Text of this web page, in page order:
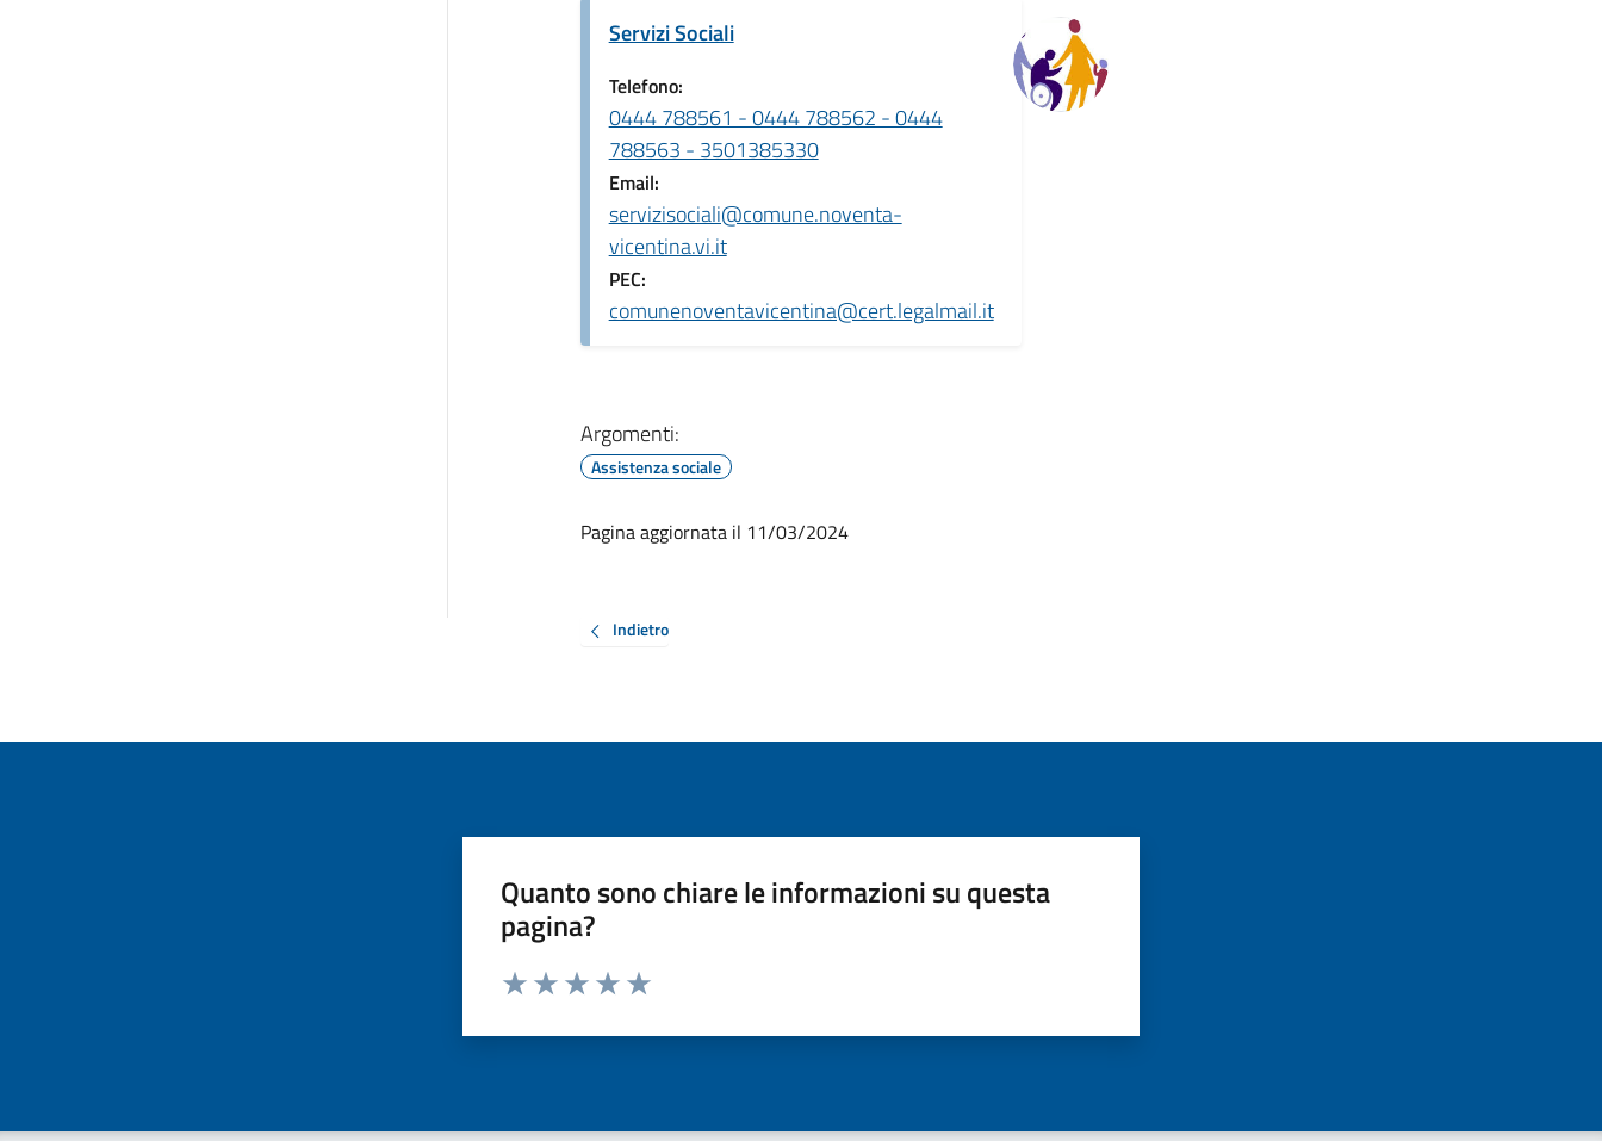
Servizi Sociali
Telefono:
0444 788561 - 0444 788562 - 0444
788563 - 3501385330
Email:
servizisociali@comune.noventa-
vicentina.vi.it
PEC:
comunenoventavicentina@cert.legalmail.it
Argomenti:
Assistenza sociale
Pagina aggiornata il 11/03/2024
Indietro
Quanto sono chiare le informazioni su questa
pagina?
Valuta da 1 a 5 stelle la pagina